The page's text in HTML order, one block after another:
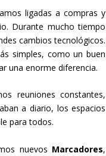
ligadas a compras y
Durante mucho tiempo
cambios tecnológicos.
simples, como un buen
una enorme diferencia.
reuniones constantes,
a diario, los espacios
para todos.
nuevos Marcadores,